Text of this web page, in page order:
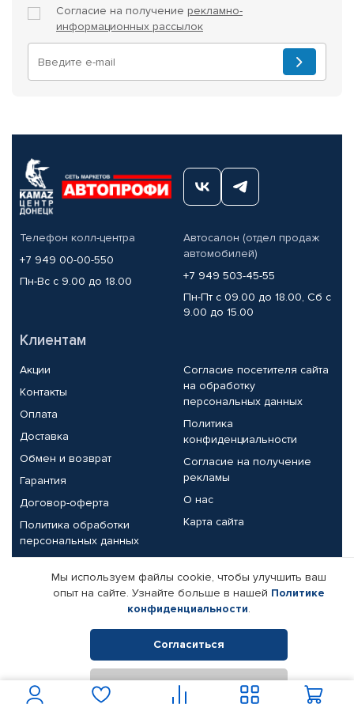
Согласие на получение рекламно-
информационных рассылок
Телефон колл-центра
+7 949 00-00-550
Пн-Вс с 9.00 до 18.00
Автосалон (отдел продаж
автомобилей)
+7 949 503-45-55
Пн-Пт с 09.00 до 18.00, Сб с
9.00 до 15.00
Клиентам
Акции
Контакты
Оплата
Доставка
Обмен и возврат
Гарантия
Договор-оферта
Политика обработки
персональных данных
Согласие посетителя сайта
на обработку
персональных данных
Политика
конфиденциальности
Согласие на получение
рекламы
О нас
Карта сайта
Партнерам
Корпоративным клиентам
Поставщикам
Реквизиты компании
© КАМАЗ ЦЕНТР ДОНЕЦК, 2015-2026. Все права защищены.
Интернет-магазин автомобильных товаров Автопрофи.
Мы используем файлы cookie, чтобы улучшить ваш
опыт на сайте. Узнайте больше в нашей Политике
конфиденциальности.
Согласиться
Отклонить